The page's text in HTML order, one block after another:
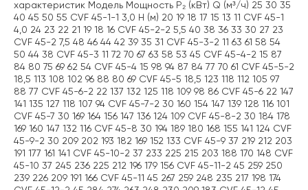
характеристик Модель Мощность P₂ (кВт) Q (м³/ч) 25 30 35
40 45 50 55 CVF 45-1-1 3,0 H (м) 20 19 18 17 15 13 11 CVF 45-1
4,0 24 23 22 21 19 18 16 CVF 45-2-2 5,5 40 38 36 33 30 27 23
CVF 45-2 7,5 48 46 44 42 39 35 31 CVF 45-3-2 11 63 61 58 54
50 44 38 CVF 45-3 11 72 70 67 63 58 53 45 CVF 45-4-2 15 87
84 80 75 69 62 54 CVF 45-4 15 98 94 87 84 77 70 61 CVF 45-5-2
18,5 113 108 102 96 88 80 69 CVF 45-5 18,5 123 118 112 105 97
88 77 CVF 45-6-2 22 137 132 125 118 109 98 86 CVF 45-6 22 147
141 135 127 118 107 94 CVF 45-7-2 30 160 154 147 139 128 116 101
CVF 45-7 30 169 164 156 147 136 124 109 CVF 45-8-2 30 184 178
169 160 147 132 116 CVF 45-8 30 194 189 180 168 155 141 124 CVF
45-9-2 30 209 202 193 182 169 152 133 CVF 45-9 37 219 212 203
191 177 161 141 CVF 45-10-2 37 233 225 215 203 188 170 148 CVF
45-10 37 245 236 225 212 196 179 156 CVF 45-11-2 45 259 250
239 226 209 191 166 CVF 45-11 45 267 259 248 235 217 198 174